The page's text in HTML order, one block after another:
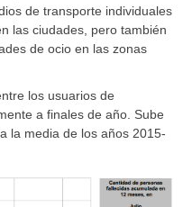
de transporte individuales
las ciudades, pero también
de ocio en las zonas
los usuarios de
a finales de año. Sube
la media de los años 2015-